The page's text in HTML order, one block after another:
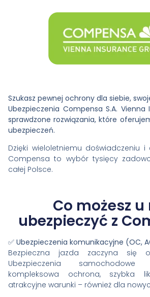
Szukasz pewnej ochrony dla siebie,
Ubezpieczenia Compensa S.A.
sprawdzone rozwiązania, które
ubezpieczeń.
Dzięki wieloletniemu doświadczeniu i
Compensa to wybór tysięcy
całej Polsce.
Co możesz u
ubezpieczyć z
✅ Ubezpieczenia komunikacyjne (OC,
Bezpieczna jazda zaczyna się
Ubezpieczenia
kompleksowa ochrona, szybka
atrakcyjne warunki – również dla